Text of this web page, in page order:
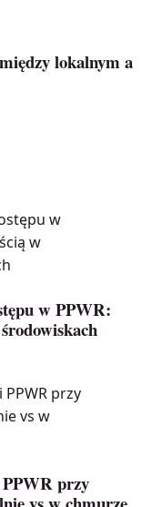
lokalnym a
w PPWR:
przy